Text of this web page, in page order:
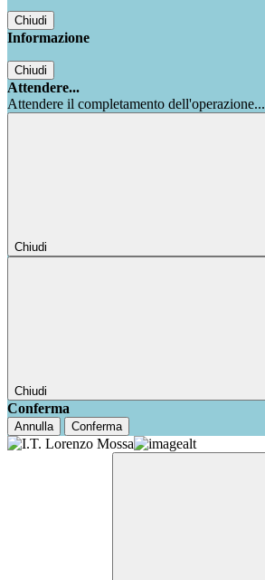
Chiudi
Informazione
Chiudi
Attendere...
Attendere il completamento dell'operazione...
Chiudi
Chiudi
Conferma
Annulla Conferma